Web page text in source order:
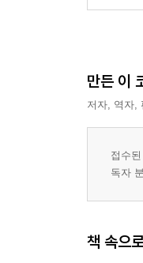
만든 이
저자, 역자,
접수
독자
책 속으